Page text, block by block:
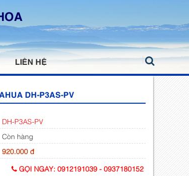
LIÊN HỆ
DH-P3AS-PV
DH-P3AS-PV
Còn hàng
920.000 đ
GỌI NGAY: 0912191039- 0937180152